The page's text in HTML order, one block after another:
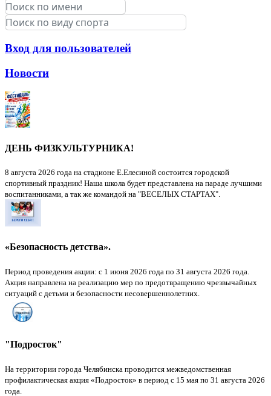
Вход для пользователей
Новости
ДЕНЬ ФИЗКУЛЬТУРНИКА!
8 августа 2026 года на стадионе Е.Елесиной состоится городской
спортивный праздник! Наша школа будет представлена на параде лучшими
воспитанниками, а так же командой на "ВЕСЕЛЫХ СТАРТАХ".
«Безопасность детства».
Период проведения акции: с 1 июня 2026 года по 31 августа 2026 года.
Акция направлена на реализацию мер по предотвращению чрезвычайных
ситуаций с детьми и безопасности несовершеннолетних.
"Подросток"
На территории города Челябинска проводится межведомственная
профилактическая акция «Подросток» в период с 15 мая по 31 августа 2026
года.